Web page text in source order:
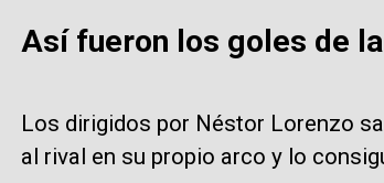
Así fueron los goles de
Los dirigidos por Néstor Lorenzo
al rival en su propio arco y lo